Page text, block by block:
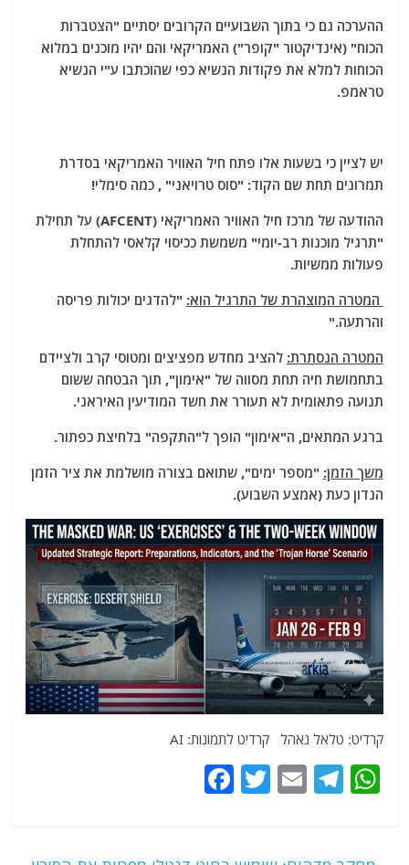
ההערכה גם כי בתוך השבועיים הקרובים יסתיים "הצטברות
הכוח" (אינדיקטור "קופר") האמריקאי והם יהיו מוכנים במלוא
הכוחות למלא את פקודות הנשיא כפי שהוכתבו ע"י הנשיא
טראמפ.
יש לציין כי בשעות אלו פתח חיל האוויר האמריקאי בסדרת
תמרונים תחת שם הקוד: "סוס טרויאני" , כמה סימלי!
ההודעה של מרכז חיל האוויר האמריקאי (AFCENT) על תחילת
"תרגיל מוכנות רב-יומי" משמשת ככיסוי קלאסי להתחלת
פעולות ממשיות.
המטרה המוצהרת של התרגיל הוא: "להדגים יכולות פריסה
והרתעה."
המטרה הנסתרת: להציב מחדש מפציצים ומטוסי קרב ולציידם
בתחמושת חיה תחת מסווה של "אימון", תוך הבטחה ששום
תנועה פתאומית לא תעורר את חשד המודיעין האיראני.
ברגע המתאים, ה"אימון" הופך ל"התקפה" בלחיצת כפתור.
משך הזמן: "מספר ימים", שתואם בצורה מושלמת את ציר הזמן
הנדון כעת (אמצע השבוע).
קרדיט: טלאל נאהל קרדיט לתמונות: AI
W
h
T
el
E
m
T
w